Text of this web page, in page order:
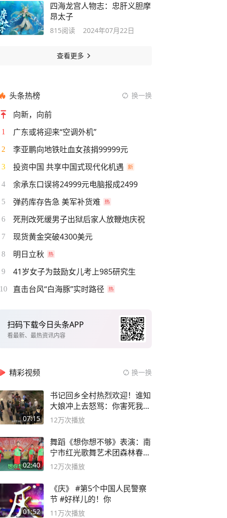
四海龙宫人物志：忠肝义胆摩
昂太子
815阅读 2024年07月22日
查看更多
头条热榜 换一换
向新，向前
1 广东或将迎来“空调外机”
2 李亚鹏向地铁吐血女孩捐99999元
3 投资中国 共享中国式现代化机遇
4 余承东口误将24999元电脑报成2499
5 弹药库存告急 美军补货难
6 死刑改死缓男子出狱后家人放鞭炮庆祝
7 现货黄金突破4300美元
8 明日立秋
9 41岁女子为鼓励女儿考上985研究生
10 直击台风“白海豚”实时路径
扫码下载今日头条APP
看最新、最热资讯内容
精彩视频 换一换
07:15
书记回乡全村热烈欢迎！谁知
大娘冲上去怒骂：你害死我儿
子
12万次播放
02:40
舞蹈《想你想不够》表演：南
宁市红光歌舞艺术团森林春红
舞蹈队。
12万次播放
01:52
《庆》 #第5个中国人民警察
节 #好样儿的！你
11万次播放